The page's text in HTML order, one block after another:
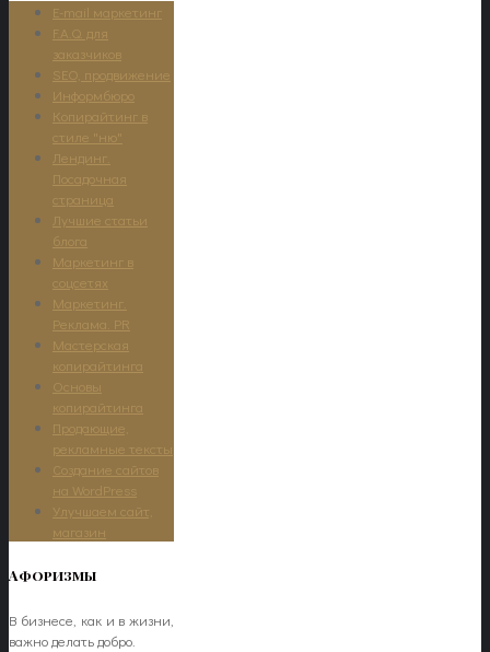
E-mail маркетинг
F.A.Q. для
заказчиков
SEO, продвижение
Информбюро
Копирайтинг в
стиле "ню"
Лендинг.
Посадочная
страница
Лучшие статьи
блога
Маркетинг в
соцсетях
Маркетинг.
Реклама. PR
Мастерская
копирайтинга
Основы
копирайтинга
Продающие,
рекламные тексты
Создание сайтов
на WordPress
Улучшаем сайт,
магазин
Афоризмы
В бизнесе, как и в жизни,
важно делать добро.